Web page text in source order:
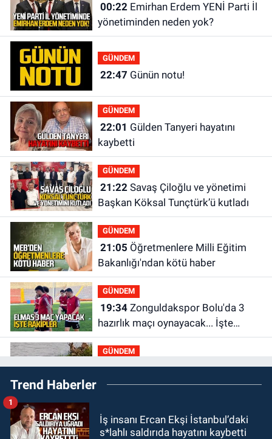
00:22Emirhan Erdem YENİ Parti İl
yönetiminden neden yok?
GÜNDEM
22:47 Günün notu!
GÜNDEM
22:01
kaybetti
GÜNDEM
21:22Savaş Çiloğlu ve yönetimi
Başkan Köksal Tunçtürk’ü kutladı
GÜNDEM
21:05
Bakanlığı'ndan kötü haber
GÜNDEM
19:34Zonguldakspor Bolu'da 3
hazırlık maçı oynayacak... İşte
rakipler...
GÜNDEM
19:27Çaycuma ırmağında görüldü:
Görenler şaşkınlık yaşadı
19:12TMO kabuklu fındık alım
Trend Haberler
İş insanı Ercan Ekşi İstanbul’daki
s*lahlı saldırıda hayatını kaybetti
1